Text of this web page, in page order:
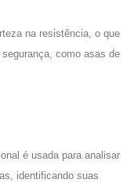
na resistência, o que
como asas de
é usada para analisar
identificando suas